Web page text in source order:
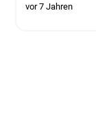
vor 7 Jahren